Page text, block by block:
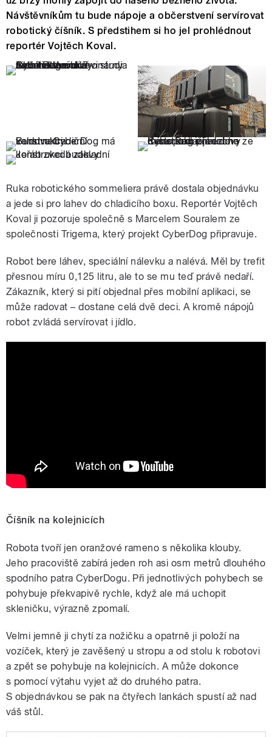
Návštěvníkům tu bude nápoje a občerstvení servírovat
robotický číšník. S předstihem si ho jel prohlédnout
reportér Vojtěch Koval.
Ruka robotického sommeliera právě dostala objednávku
a jede si pro lahev do chladicího boxu. Reportér Vojtěch
Koval ji pozoruje společně s Marcelem Souralem ze
společnosti Trigema, který projekt CyberDog připravuje.
Robot bere láhev, speciální nálevku a nalévá. Měl by trefit
přesnou míru 0,125 litru, ale to se mu teď právě nedaří.
Zákazník, který si pití objednal přes mobilní aplikaci, se
může radovat – dostane celá dvě deci. A kromě nápojů
robot zvládá servírovat i jídlo.
Číšník na kolejnicích
Robota tvoří jen oranžové rameno s několika klouby.
Jeho pracoviště zabírá jeden roh asi osm metrů dlouhého
spodního patra CyberDogu. Při jednotlivých pohybech se
pohybuje překvapivě rychle, když ale má uchopit
skleničku, výrazně zpomalí.
Velmi jemně ji chytí za nožičku a opatrně ji položí na
vozíček, který je zavěšený u stropu a od stolu k robotovi
a zpět se pohybuje na kolejnicích. A může dokonce
s pomocí výtahu vyjet až do druhého patra.
S objednávkou se pak na čtyřech lankách spustí až nad
váš stůl.